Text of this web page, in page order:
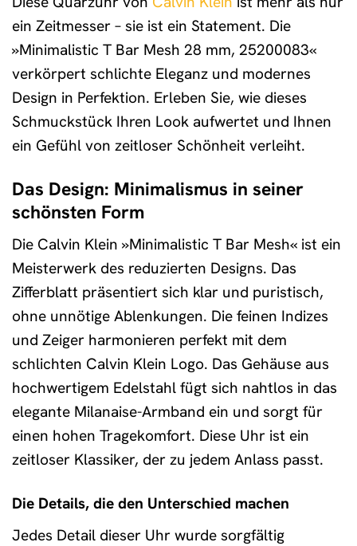
ein Zeitmesser – sie ist ein Statement. Die
»Minimalistic T Bar Mesh 28 mm, 25200083«
verkörpert schlichte Eleganz und modernes
Design in Perfektion. Erleben Sie, wie dieses
Schmuckstück Ihren Look aufwertet und Ihnen
ein Gefühl von zeitloser Schönheit verleiht.
Das Design: Minimalismus in seiner
schönsten Form
Die Calvin Klein »Minimalistic T Bar Mesh« ist ein
Meisterwerk des reduzierten Designs. Das
Zifferblatt präsentiert sich klar und puristisch,
ohne unnötige Ablenkungen. Die feinen Indizes
und Zeiger harmonieren perfekt mit dem
schlichten Calvin Klein Logo. Das Gehäuse aus
hochwertigem Edelstahl fügt sich nahtlos in das
elegante Milanaise-Armband ein und sorgt für
einen hohen Tragekomfort. Diese Uhr ist ein
zeitloser Klassiker, der zu jedem Anlass passt.
Die Details, die den Unterschied machen
Jedes Detail dieser Uhr wurde sorgfältig